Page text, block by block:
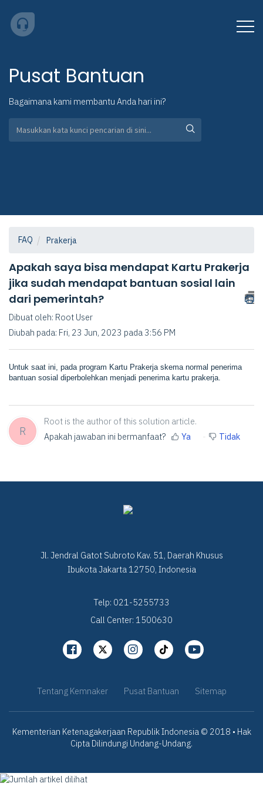
Pusat Bantuan
Bagaimana kami membantu Anda hari ini?
FAQ Prakerja
Apakah saya bisa mendapat Kartu Prakerja
jika sudah mendapat bantuan sosial lain
dari pemerintah?
Dibuat oleh: Root User
Diubah pada: Fri, 23 Jun, 2023 pada 3:56 PM
Untuk saat ini, pada program Kartu Prakerja skema normal penerima
bantuan sosial diperbolehkan menjadi penerima kartu prakerja.
R
Root is the author of this solution article.
Apakah jawaban ini bermanfaat?
Ya Tidak
Jl. Jendral Gatot Subroto Kav. 51, Daerah Khusus
Ibukota Jakarta 12750, Indonesia
Telp: 021-5255733
Call Center: 1500630
Tentang Kemnaker Pusat Bantuan Sitemap
Kementerian Ketenagakerjaan Republik Indonesia © 2018 • Hak
Cipta Dilindungi Undang-Undang.